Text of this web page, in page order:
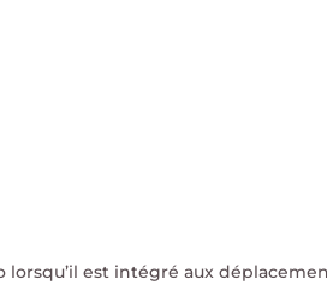
est intégré aux